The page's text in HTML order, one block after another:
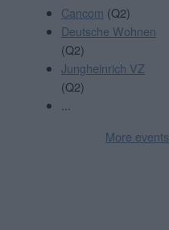
Cancom (Q2)
Deutsche Wohnen
(Q2)
Jungheinrich VZ
(Q2)
More events